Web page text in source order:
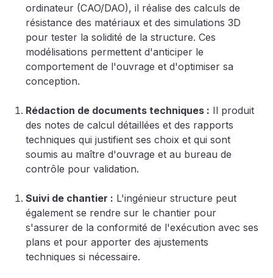
ordinateur (CAO/DAO), il réalise des calculs de
résistance des matériaux et des simulations 3D
pour tester la solidité de la structure. Ces
modélisations permettent d'anticiper le
comportement de l'ouvrage et d'optimiser sa
conception.
Rédaction de documents techniques : Il produit
des notes de calcul détaillées et des rapports
techniques qui justifient ses choix et qui sont
soumis au maître d'ouvrage et au bureau de
contrôle pour validation.
Suivi de chantier : L'ingénieur structure peut
également se rendre sur le chantier pour
s'assurer de la conformité de l'exécution avec ses
plans et pour apporter des ajustements
techniques si nécessaire.